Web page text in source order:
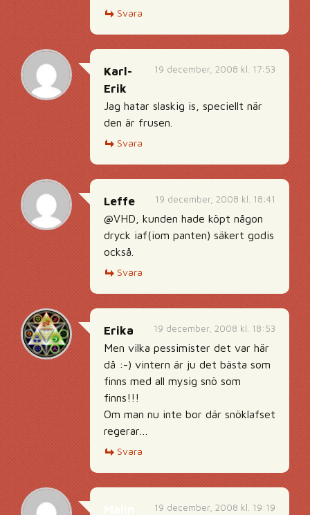
Svara
19 december, 2008 kl. 17:53
Karl-
Erik
Jag hatar slaskig is, speciellt när
den är frusen.
Svara
19 december, 2008 kl. 18:41
Leffe
@VHD, kunden hade köpt någon
dryck iaf(iom panten) säkert godis
också.
Svara
19 december, 2008 kl. 18:53
Erika
Men vilka pessimister det var här
då :-) vintern är ju det bästa som
finns med all mysig snö som
finns!!!
Om man nu inte bor där snöklafset
regerar…
Svara
19 december, 2008 kl. 19:19